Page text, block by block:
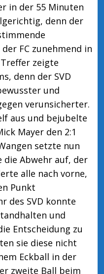
in der 55 Minuten
denn der
FC zunehmend in
zeigte
denn der SVD
und
verunsicherter.
aus und bejubelte
Mayer den 2:1
setzte nun
die Abwehr auf, der
alle nach vorne,
Punkt
des SVD konnte
und
Entscheidung zu
sie diese nicht
Eckball in der
zweite Ball beim